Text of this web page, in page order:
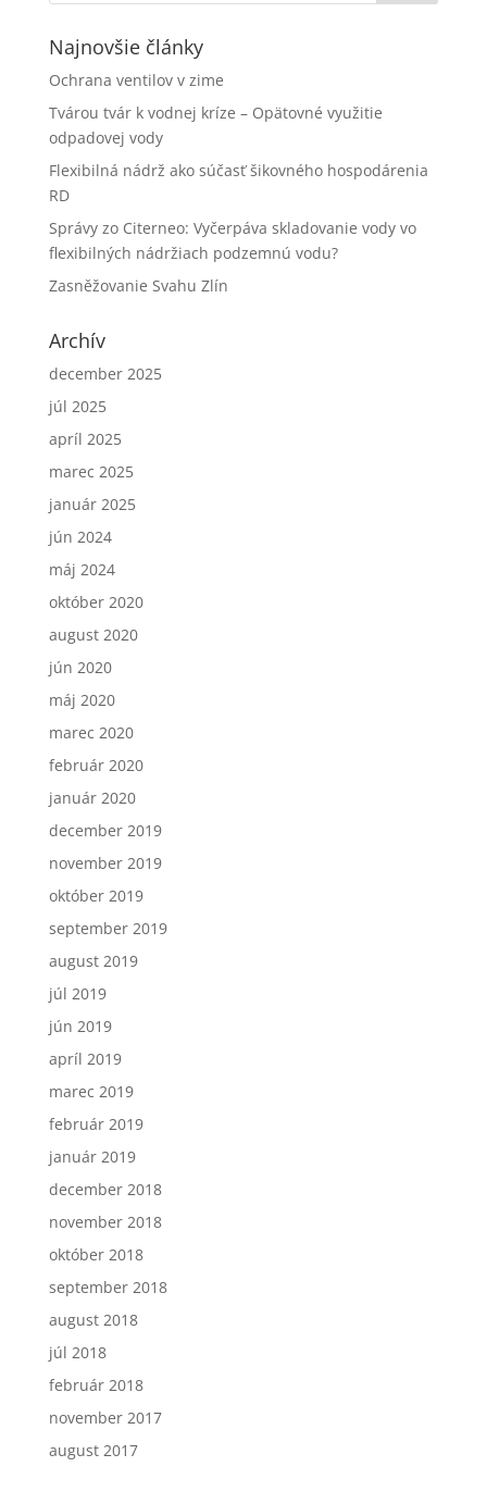
Najnovšie články
Ochrana ventilov v zime
Tvárou tvár k vodnej kríze – Opätovné využitie
odpadovej vody
Flexibilná nádrž ako súčasť šikovného hospodárenia
RD
Správy zo Citerneo: Vyčerpáva skladovanie vody vo
flexibilných nádržiach podzemnú vodu?
Zasněžovanie Svahu Zlín
Archív
december 2025
júl 2025
apríl 2025
marec 2025
január 2025
jún 2024
máj 2024
október 2020
august 2020
jún 2020
máj 2020
marec 2020
február 2020
január 2020
december 2019
november 2019
október 2019
september 2019
august 2019
júl 2019
jún 2019
apríl 2019
marec 2019
február 2019
január 2019
december 2018
november 2018
október 2018
september 2018
august 2018
júl 2018
február 2018
november 2017
august 2017